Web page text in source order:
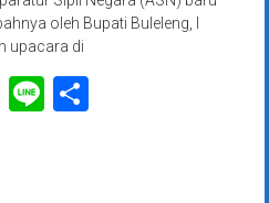
oleh Bupati Buleleng, I
upacara di
WhatsApp
LineShare